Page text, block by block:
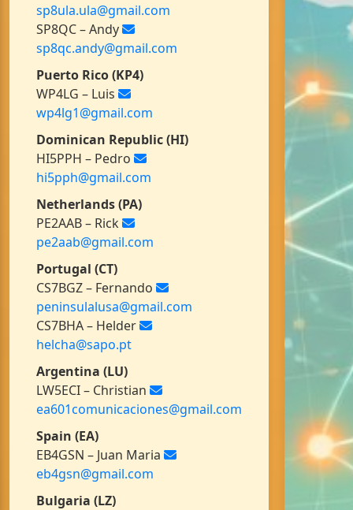
sp8ula.ula@gmail.com
SP8QC – Andy
sp8qc.andy@gmail.com
Puerto Rico (KP4)
WP4LG – Luis
wp4lg1@gmail.com
Dominican Republic (HI)
HI5PPH – Pedro
hi5pph@gmail.com
Netherlands (PA)
PE2AAB – Rick
pe2aab@gmail.com
Portugal (CT)
CS7BGZ – Fernando
peninsulalusa@gmail.com
CS7BHA – Helder
helcha@sapo.pt
Argentina (LU)
LW5ECI – Christian
ea601comunicaciones@gmail.com
Spain (EA)
EB4GSN – Juan Maria
eb4gsn@gmail.com
Bulgaria (LZ)